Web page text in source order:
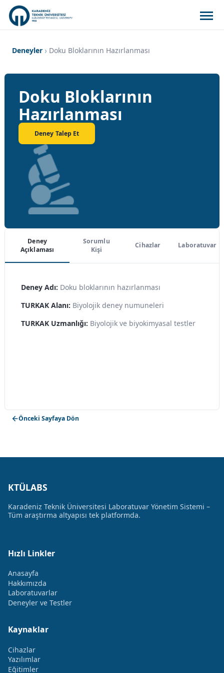
Deneyler Doku Bloklarının Hazırlanması
Doku Bloklarının
Hazırlanması
Deney Talep Et
Deney
Açıklaması
Sorumlu
Kişi
Cihazlar Laboratuvar
Deney Adı: Doku bloklarının hazırlanması
TURKAK Alanı: Biyolojik deney numuneleri
TURKAK Uzmanlığı: Biyolojik ve biyokimyasal testler
Önceki Sayfaya Dön
KTÜLABS
Karadeniz Teknik Üniversitesi Laboratuvar Yönetim Sistemi –
Tüm araştırma altyapısı tek platformda.
Hızlı Linkler
Anasayfa
Hakkımızda
Laboratuvarlar
Deneyler ve Testler
Kaynaklar
Cihazlar
Yazılımlar
Eğitimler